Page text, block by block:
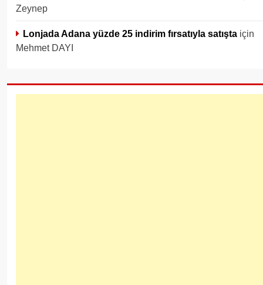
Zeynep
Lonjada Adana yüzde 25 indirim fırsatıyla satışta için
Mehmet DAYI